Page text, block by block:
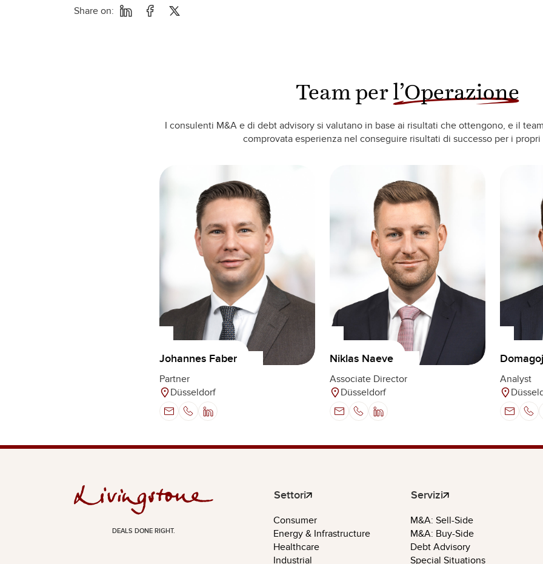
Share on:
Team per l’Operazione
I consulenti M&A e di debt advisory si valutano in base ai risultati che ottengono, e il
comprovata esperienza nel conseguire risultati di successo per i
Johannes Faber
Partner
Düsseldorf
Niklas Naeve
Associate Director
Düsseldorf
Analyst
DEALS DONE RIGHT.
Settori
Consumer
Energy & Infrastructure
Healthcare
Industrial
Servizi
M&A: Sell-Side
M&A: Buy-Side
Debt Advisory
Special Situations